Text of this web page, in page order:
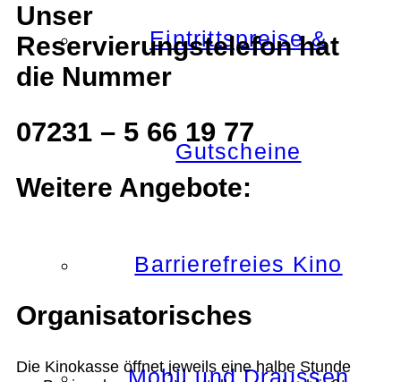
Eintrittspreise &
Gutscheine
Barrierefreies Kino
Mobil und Draussen
Unser
Reservierungstelefon hat
die Nummer
07231 – 5 66 19 77
Weitere Angebote:
Organisatorisches
Die Kinokasse öffnet jeweils eine halbe Stunde